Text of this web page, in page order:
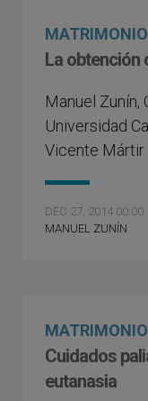
La obtención
Manuel
Universidad
Vicente Mártir
DEC 27, 2014 00:00
MANUEL ZUNÍN
Cuidados
eutanasia